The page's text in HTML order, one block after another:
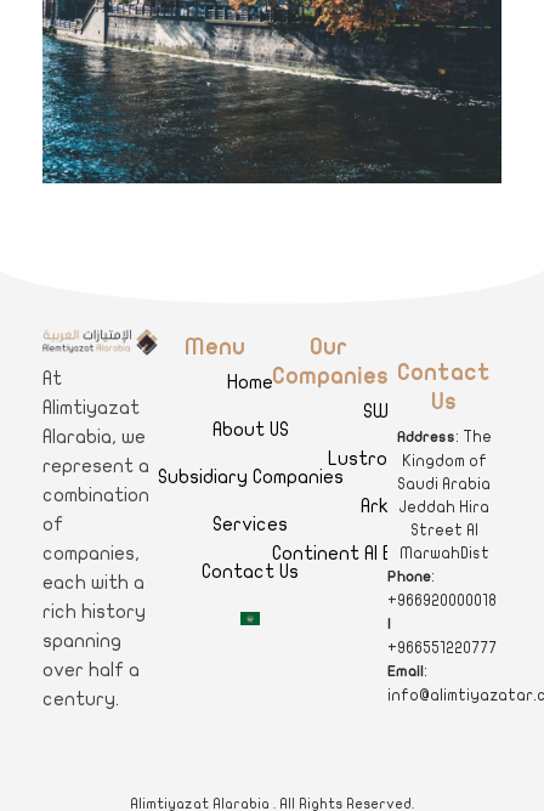
A
limtiyazat Alarabiaفي الامتيازات العربية، نحن نمثل مجموعة من الشركات، تتمتع كل منها بتاريخ غني يمتد لأكثر من نصف قرن.
At
Alimtiyazat
Alarabia, we
represent a
combination
of
companies,
each with a
rich history
spanning
over half a
century.
Menu
Home
About US
Subsidiary Companies
Services
Contact Us
Our
Companies
SWAR
Lustro Clinics
Arkan
Continent Al Ertiqaa Hotel
Contact
Us
Address: The
Kingdom of
Saudi Arabia
Jeddah Hira
Street Al
MarwahDist
Phone:
+966920000018
+966551220777
Email :
Alimtiyazat Alarabia . All Rights Reserved.